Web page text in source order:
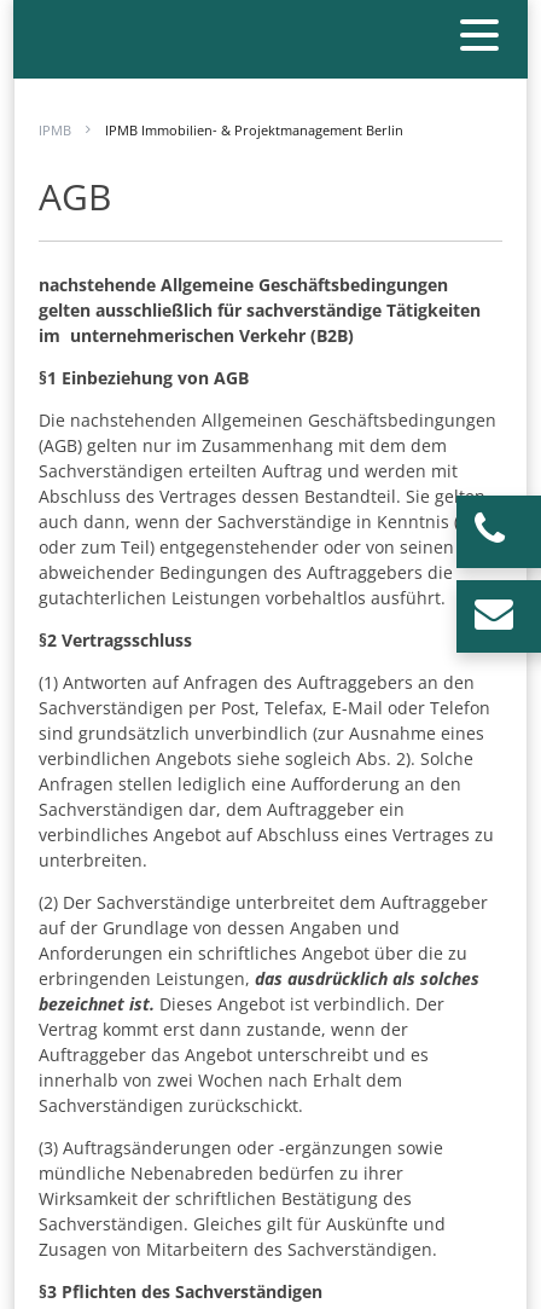
IPMB IPMB Immobilien- & Projektmanagement Berlin
AGB
nachstehende Allgemeine Geschäftsbedingungen
gelten ausschließlich für sachverständige Tätigkeiten
im unternehmerischen Verkehr (B2B)
§1 Einbeziehung von AGB
Die nachstehenden Allgemeinen Geschäftsbedingungen
(AGB) gelten nur im Zusammenhang mit dem dem
Sachverständigen erteilten Auftrag und werden mit
Abschluss des Vertrages dessen Bestandteil. Sie gelten
auch dann, wenn der Sachverständige in Kenntnis (ganz
oder zum Teil) entgegenstehender oder von seinen AGB
abweichender Bedingungen des Auftraggebers die
gutachterlichen Leistungen vorbehaltlos ausführt.
§2 Vertragsschluss
(1) Antworten auf Anfragen des Auftraggebers an den
Sachverständigen per Post, Telefax, E-Mail oder Telefon
sind grundsätzlich unverbindlich (zur Ausnahme eines
verbindlichen Angebots siehe sogleich Abs. 2). Solche
Anfragen stellen lediglich eine Aufforderung an den
Sachverständigen dar, dem Auftraggeber ein
verbindliches Angebot auf Abschluss eines Vertrages zu
unterbreiten.
(2) Der Sachverständige unterbreitet dem Auftraggeber
auf der Grundlage von dessen Angaben und
Anforderungen ein schriftliches Angebot über die zu
erbringenden Leistungen, das ausdrücklich als solches
bezeichnet ist. Dieses Angebot ist verbindlich. Der
Vertrag kommt erst dann zustande, wenn der
Auftraggeber das Angebot unterschreibt und es
innerhalb von zwei Wochen nach Erhalt dem
Sachverständigen zurückschickt.
(3) Auftragsänderungen oder -ergänzungen sowie
mündliche Nebenabreden bedürfen zu ihrer
Wirksamkeit der schriftlichen Bestätigung des
Sachverständigen. Gleiches gilt für Auskünfte und
Zusagen von Mitarbeitern des Sachverständigen.
§3 Pflichten des Sachverständigen